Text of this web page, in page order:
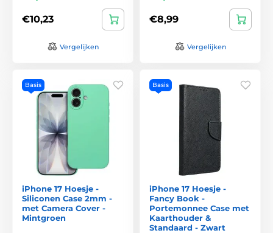
€10,23
Vergelijken
€8,99
Vergelijken
Basis
iPhone 17 Hoesje -
Siliconen Case 2mm -
met Camera Cover -
Mintgroen
Basis
iPhone 17 Hoesje -
Fancy Book -
Portemonnee Case met
Kaarthouder &
Standaard - Zwart